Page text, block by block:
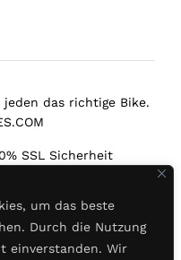
um das beste
Durch die Nutzung
einverstanden. Wir
jeden das richtige Bike.
SSL Sicherheit